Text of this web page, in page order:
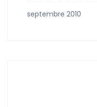
septembre 2010